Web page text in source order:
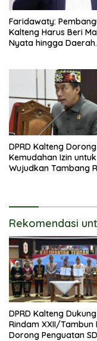
Faridawaty:
Kalteng Harus Beri
Nyata hingga Daerah
DPRD Kalteng Dorong
Kemudahan Izin untuk
Wujudkan Tambang
Rekomendasi
DPRD Kalteng Dukung
Rindam XXII/Tambun
Dorong Penguatan